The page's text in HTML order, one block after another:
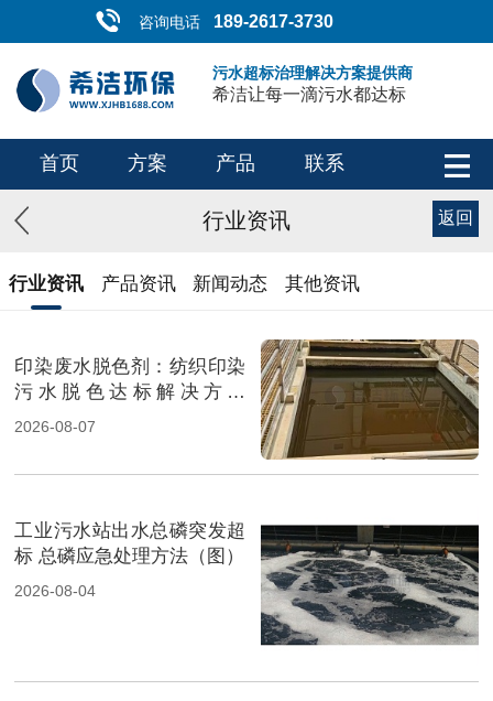
咨询电话 189-2617-3730
污水超标治理解决方案提供商
希洁让每一滴污水都达标
首页 方案 产品 联系
行业资讯 返回
行业资讯 产品资讯 新闻动态 其他资讯
印染废水脱色剂：纺织印染
污水脱色达标解决方案
（图）
2026-08-07
工业污水站出水总磷突发超
标 总磷应急处理方法（图）
2026-08-04